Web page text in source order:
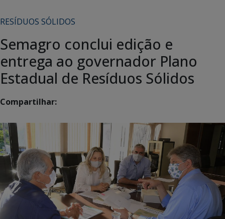
RESÍDUOS SÓLIDOS
Semagro conclui edição e
entrega ao governador Plano
Estadual de Resíduos Sólidos
Compartilhar: